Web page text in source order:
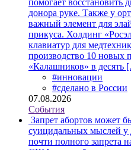
донора руке. Также у
важный элемент для
прикуса. Холдинг
клавиатур для
производство 10 новых
«Калашников» в десять
#инновации
#сделано в России
07.08.2026
События
Запрет абортов может
суицидальных мыслей у
почти полного запрета